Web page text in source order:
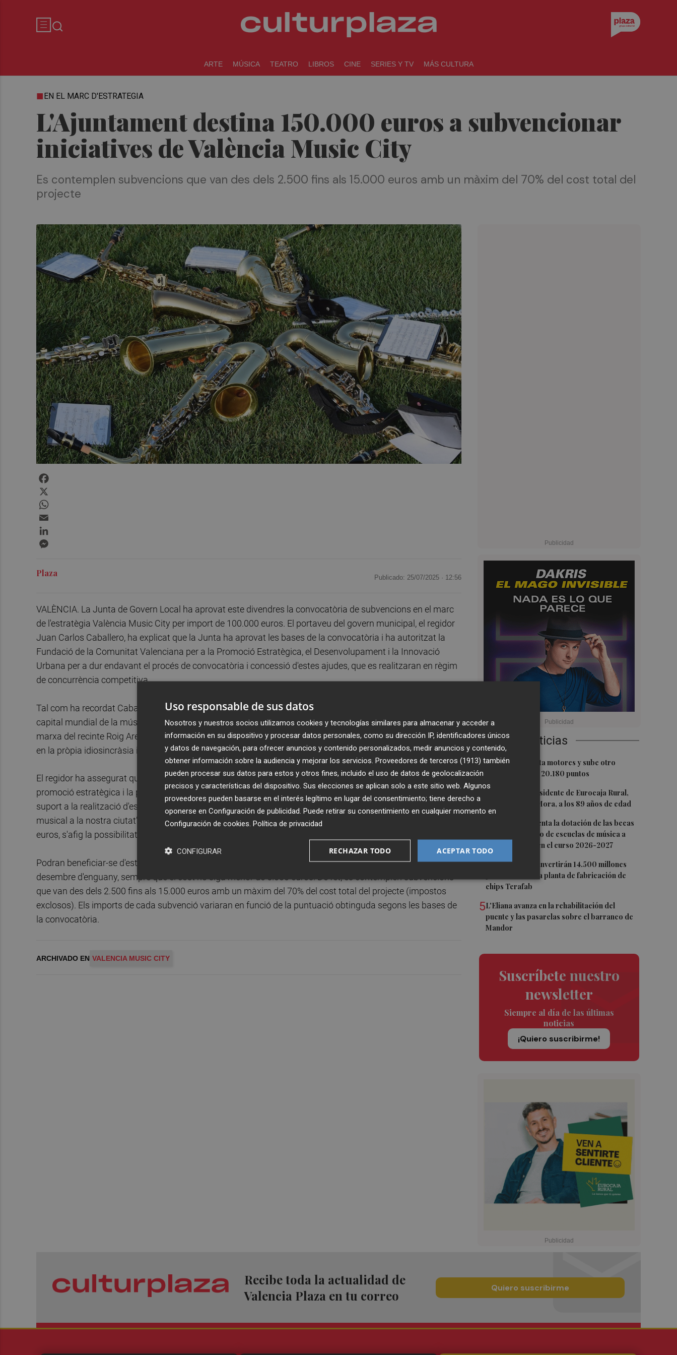
ARTE MÚSICA TEATRO LIBROS CINE SERIES Y TV MÁS CULTURA
L'Ajuntament destina 150.000 euros a subvencionar
iniciatives de València Music City
EN EL MARC D'ESTRATEGIA
Es contemplen subvencions que van des dels 2.500 fins als 15.000 euros amb un màxim del 70% del cost total del
projecte
Últimas Noticias
1El Ibex 35 aprieta motores y sube otro
0,62%, hasta los 20.180 puntos
2
Fallece el expresidente de Eurocaja Rural,
Andrés Gómez Mora, a los 89 años de edad
CaixaBank aumenta la dotación de las becas
para el alumnado de escuelas de música a
275.000 euros en el curso 2026-2027
4Tesla y SpaceX invertirán 14.500 millones
para construir la planta de fabricación de
chips Terafab
5L'Eliana avanza en la rehabilitación del
puente y las pasarelas sobre el barranco de
Mandor
Suscríbete nuestro
newsletter
Siempre al día de las últimas
noticias
¡Quiero suscribirme!
Plaza Publicado: 25/07/2025 · 12:56
VALÈNCIA. La Junta de Govern Local ha aprovat este divendres la convocatòria de subvencions en el marc
de l'estratègia València Music City per import de 100.000 euros. El portaveu del govern municipal, el regidor
Juan Carlos Caballero, ha explicat que la Junta ha aprovat les bases de la convocatòria i ha autoritzat la
Fundació de la Comunitat Valenciana per a la Promoció Estratègica, el Desenvolupament i la Innovació
Urbana per a dur endavant el procés de convocatòria i concessió d'estes ajudes, que es realitzaran en règim
de concurrència competitiva.
Tal com ha recordat Caballero, “l'estratègia de València vol subratllar la posició de la nostra ciutat com a
capital mundial de la música, un fet que sempre ha estat així, i més ara amb fites com la pròxima posada en
marxa del recinte Roig Arena, amb l'impuls de les bandes de música, i amb la importància que té la música
en la pròpia idiosincràsia i en la pròpia identitat cultural i festiva de la nostra terra”.
El regidor ha assegurat que esta convocatòria de subvencions permetrà “continuar desenvolupant la
promoció estratègica i la posició de València com una ciutat musical”. En este context, es contempla donar
suport a la realització d'esdeveniments, fires, exposicions i tot allò relacionat amb la innovació i la promoció
musical a la nostra ciutat”. De fet, encara que la convocatòria compta amb una dotació inicial de 100.000
euros, s'afig la possibilitat d'ampliar-se fins a 50.000 € addicionals si n’hi ha crèdit disponible.
Podran beneficiar-se d'estes ajudes els projectes que es realitzen des del pròxim 1 d'agost i fins al 31 de
desembre d'enguany, sempre que el cost no siga menor de 5.000 euros. De fet, es contemplen subvencions
que van des dels 2.500 fins als 15.000 euros amb un màxim del 70% del cost total del projecte (impostos
exclosos). Els imports de cada subvenció variaran en funció de la puntuació obtinguda segons les bases de
la convocatòria.
ARCHIVADO EN VALENCIA MUSIC CITY
Recibe toda la actualidad de
Valencia Plaza en tu correo
Quiero suscribirme
Uso responsable de sus datos
Nosotros y nuestros socios utilizamos cookies y tecnologías similares para almacenar y acceder a
información en su dispositivo y procesar datos personales, como su dirección IP, identificadores únicos
y datos de navegación, para ofrecer anuncios y contenido personalizados, medir anuncios y contenido,
obtener información sobre la audiencia y mejorar los servicios. Proveedores de terceros (1913) también
pueden procesar sus datos para estos y otros fines, incluido el uso de datos de geolocalización
precisos y características del dispositivo. Sus elecciones se aplican solo a este sitio web. Algunos
proveedores pueden basarse en el interés legítimo en lugar del consentimiento; tiene derecho a
oponerse en Configuración de publicidad . Puede retirar su consentimiento en cualquier momento en
Configuración de cookies Política de privacidad
ACEPTAR TODO
RECHAZAR TODO
CONFIGURAR